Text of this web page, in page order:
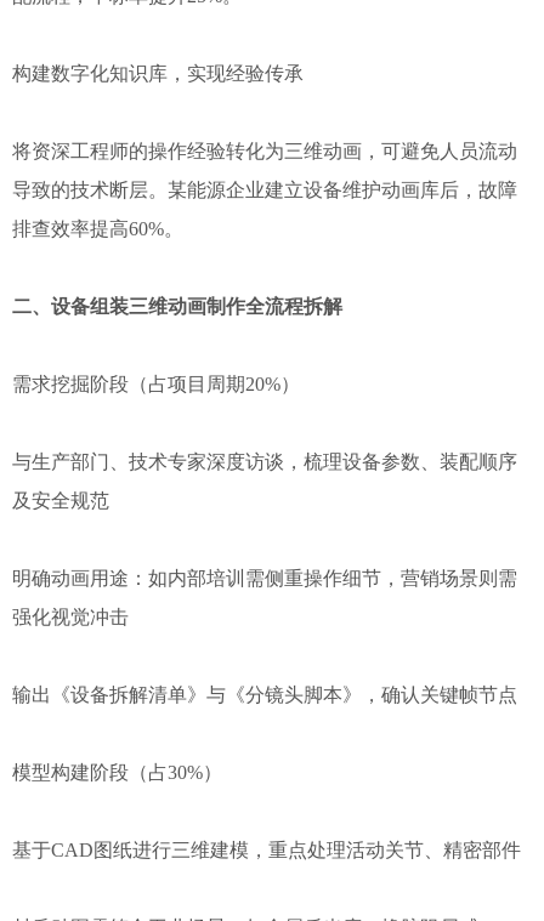
构建数字化知识库，实现经验传承
将资深工程师的操作经验转化为三维动画，可避免人员流动
导致的技术断层。某能源企业建立设备维护动画库后，故障
排查效率提高60%。
二、设备组装三维动画制作全流程拆解
需求挖掘阶段（占项目周期20%）
与生产部门、技术专家深度访谈，梳理设备参数、装配顺序
及安全规范
明确动画用途：如内部培训需侧重操作细节，营销场景则需
强化视觉冲击
输出《设备拆解清单》与《分镜头脚本》，确认关键帧节点
模型构建阶段（占30%）
基于CAD图纸进行三维建模，重点处理活动关节、精密部件